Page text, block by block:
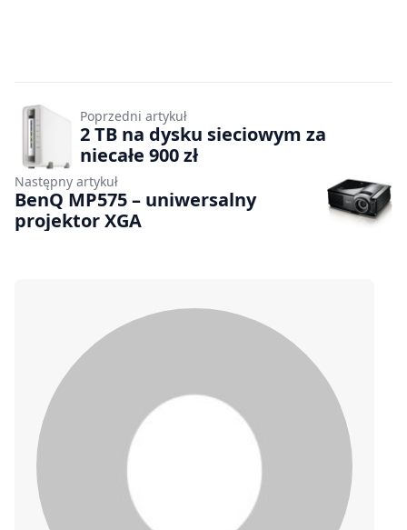
Poprzedni artykuł
2 TB na dysku sieciowym za
niecałe 900 zł
Następny artykuł
BenQ MP575 – uniwersalny
projektor XGA